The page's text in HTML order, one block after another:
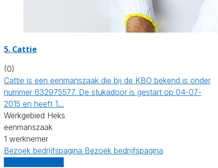
5. Cattie
(0)
Cattie is een eenmanszaak die bij de KBO bekend is onder
nummer 632975577. De stukadoor is gestart op 04-07-
2015 en heeft 1…
Werkgebied Heks
eenmanszaak
1 werknemer
Bezoek bedrijfspagina Bezoek bedrijfspagina